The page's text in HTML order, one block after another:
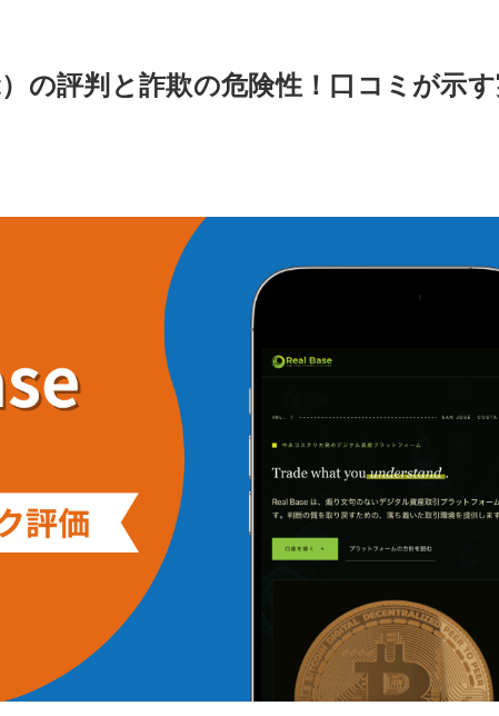
の評判と詐欺の危険性！口コミが示